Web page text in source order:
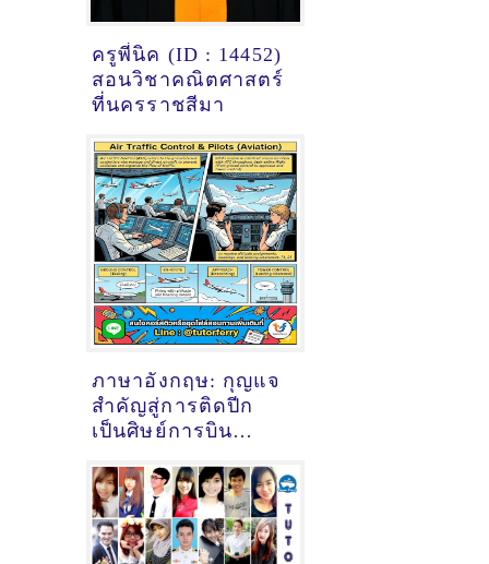
ครูพี่นิค (ID : 14452)
สอนวิชาคณิตศาสตร์
ที่นครราชสีมา
ภาษาอังกฤษ: กุญแจ
สำคัญสู่การติดปีก
เป็นศิษย์การบิน